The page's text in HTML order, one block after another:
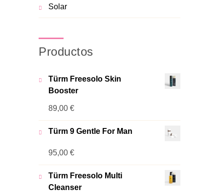
Solar
Productos
Türm Freesolo Skin
Booster
89,00 €
Türm 9 Gentle For Man
95,00 €
Türm Freesolo Multi
Cleanser